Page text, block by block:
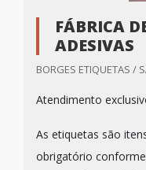
FÁBRICA
ADESIVAS
BORGES ETIQUETAS /
Atendimento
As etiquetas são
obrigatório